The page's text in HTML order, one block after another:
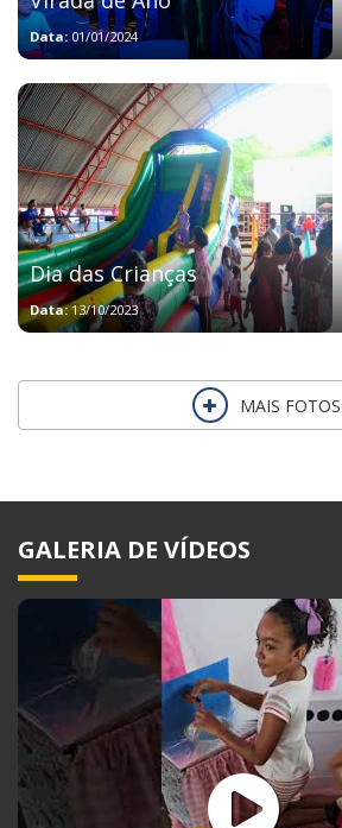
Data: 01/01/2024
Dia das Crianças
Data:13/10/2023
MAIS FOTOS
GALERIA DE VÍDEOS